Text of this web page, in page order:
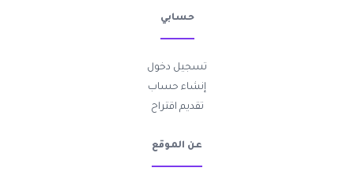
حسابي
تسجيل دخول
إنشاء حساب
تقديم اقتراح
عن الموقع